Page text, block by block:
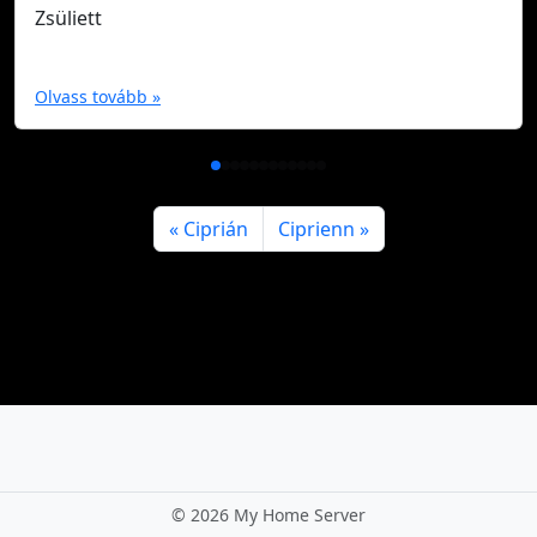
Zsüliett
Olvass tovább »
Ciprián Ciprienn
© 2026 My Home Server